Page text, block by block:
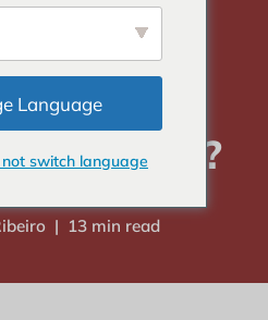
verschil
en
pruimen?
13 min read
Language
switch language